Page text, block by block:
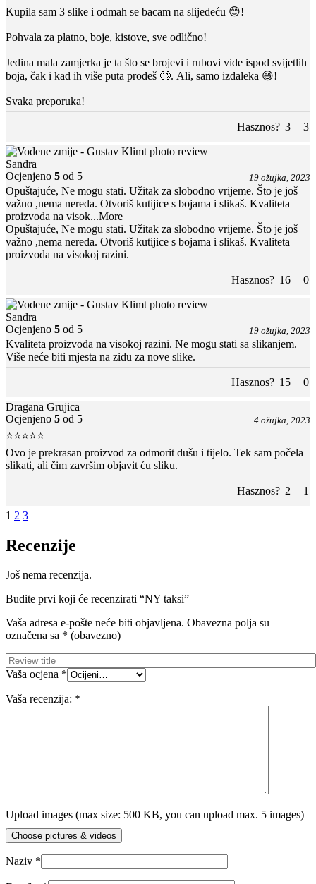
Kupila sam 3 slike i odmah se bacam na slijedeću 😊!
Pohvala za platno, boje, kistove, sve odlično!
Jedina mala zamjerka je ta što se brojevi i rubovi vide ispod svijetlih
boja, čak i kad ih više puta prođeš 🙄. Ali, samo izdaleka 😄!
Svaka preporuka!
Hasznos? 3 3
Sandra
Ocjenjeno 5 od 5 19 ožujka, 2023
Opuštajuće, Ne mogu stati. Užitak za slobodno vrijeme. Što je još
važno ,nema nereda. Otvoriš kutijice s bojama i slikaš. Kvaliteta
proizvoda na visok...More
Opuštajuće, Ne mogu stati. Užitak za slobodno vrijeme. Što je još
važno ,nema nereda. Otvoriš kutijice s bojama i slikaš. Kvaliteta
proizvoda na visokoj razini.
Hasznos? 16 0
Sandra
Ocjenjeno 5 od 5 19 ožujka, 2023
Kvaliteta proizvoda na visokoj razini. Ne mogu stati sa slikanjem.
Više neće biti mjesta na zidu za nove slike.
Hasznos? 15 0
Dragana Grujica
Ocjenjeno 5 od 5 4 ožujka, 2023
⭐⭐⭐⭐⭐
Ovo je prekrasan proizvod za odmorit dušu i tijelo. Tek sam počela
slikati, ali čim završim objavit ću sliku.
Hasznos? 2 1
1 2 3
Recenzije
Još nema recenzija.
Budite prvi koji će recenzirati “NY taksi”
Vaša adresa e-pošte neće biti objavljena. Obavezna polja su
označena sa * (obavezno)
Vaša ocjena *
Vaša recenzija: *
Upload images (max size: 500 KB, you can upload max. 5 images)
Choose pictures & videos
Naziv *